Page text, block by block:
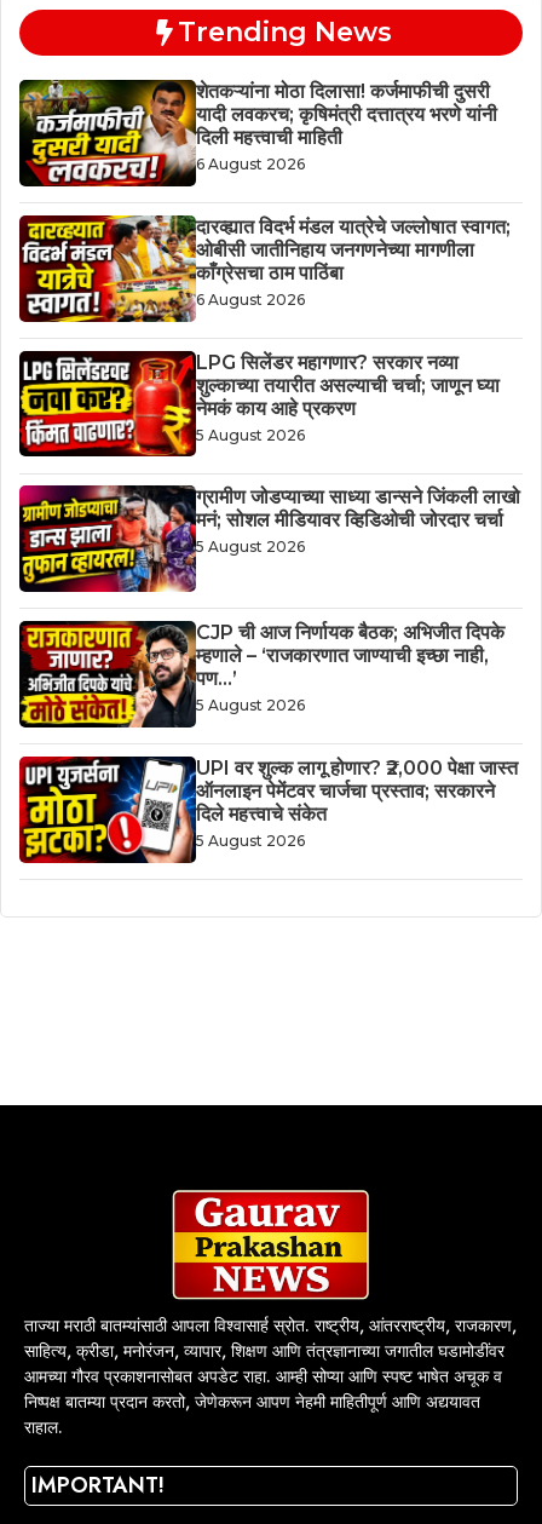
Trending News
शेतकऱ्यांना मोठा दिलासा! कर्जमाफीची दुसरी
यादी लवकरच; कृषिमंत्री दत्तात्रय भरणे यांनी
दिली महत्त्वाची माहिती
6 August 2026
दारव्ह्यात विदर्भ मंडल यात्रेचे जल्लोषात स्वागत;
ओबीसी जातीनिहाय जनगणनेच्या मागणीला
काँग्रेसचा ठाम पाठिंबा
6 August 2026
LPG सिलेंडर महागणार? सरकार नव्या
शुल्काच्या तयारीत असल्याची चर्चा; जाणून घ्या
नेमकं काय आहे प्रकरण
5 August 2026
ग्रामीण जोडप्याच्या साध्या डान्सने जिंकली लाखो
मनं; सोशल मीडियावर व्हिडिओची जोरदार चर्चा
5 August 2026
CJP ची आज निर्णायक बैठक; अभिजीत दिपके
म्हणाले – ‘राजकारणात जाण्याची इच्छा नाही,
पण…’
5 August 2026
UPI वर शुल्क लागू होणार? ₹2,000 पेक्षा जास्त
ऑनलाइन पेमेंटवर चार्जचा प्रस्ताव; सरकारने
दिले महत्त्वाचे संकेत
5 August 2026
ताज्या मराठी बातम्यांसाठी आपला विश्वासार्ह स्रोत. राष्ट्रीय, आंतरराष्ट्रीय, राजकारण,
साहित्य, क्रीडा, मनोरंजन, व्यापार, शिक्षण आणि तंत्रज्ञानाच्या जगातील घडामोडींवर
आमच्या गौरव प्रकाशनासोबत अपडेट राहा. आम्ही सोप्या आणि स्पष्ट भाषेत अचूक व
निष्पक्ष बातम्या प्रदान करतो, जेणेकरून आपण नेहमी माहितीपूर्ण आणि अद्ययावत
राहाल.
IMPORTANT!